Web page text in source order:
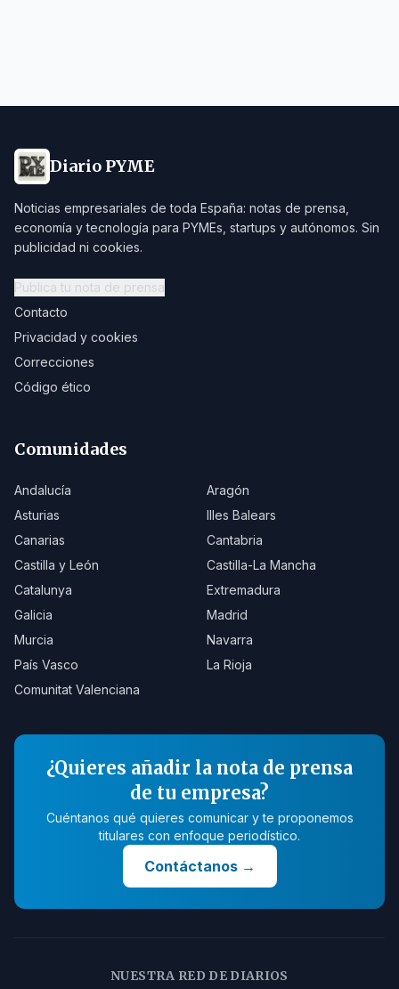
Diario PYME
Noticias empresariales de toda España: notas de prensa,
economía y tecnología para PYMEs, startups y autónomos. Sin
publicidad ni cookies.
Publica tu nota de prensa
Contacto
Privacidad y cookies
Correcciones
Código ético
Comunidades
Andalucía
Aragón
Asturias
Illes Balears
Canarias
Cantabria
Castilla y León
Castilla-La Mancha
Catalunya
Extremadura
Galicia
Madrid
Murcia
Navarra
País Vasco
La Rioja
Comunitat Valenciana
¿Quieres añadir la nota de prensa
de tu empresa?
Cuéntanos qué quieres comunicar y te proponemos
titulares con enfoque periodístico.
Contáctanos→
NUESTRA RED DE DIARIOS